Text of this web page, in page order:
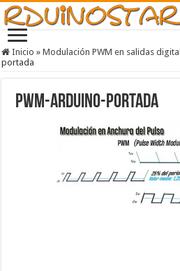
Inicio » Modulación PWM en salidas
portada
PWM-arduino-portada